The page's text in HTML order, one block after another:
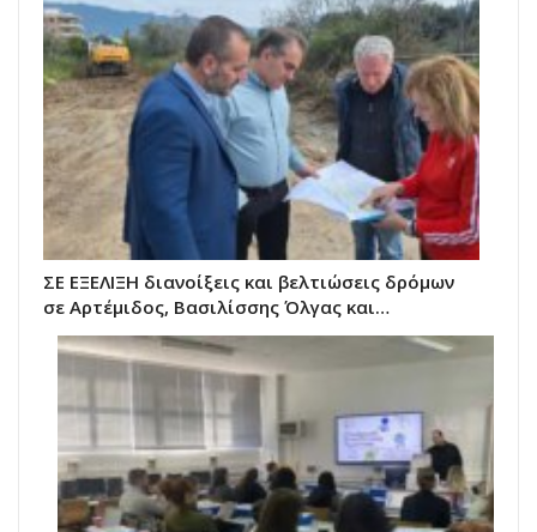
ΣΕ ΕΞΕΛΙΞΗ διανοίξεις και βελτιώσεις δρόμων
σε Αρτέμιδος, Βασιλίσσης Όλγας και…